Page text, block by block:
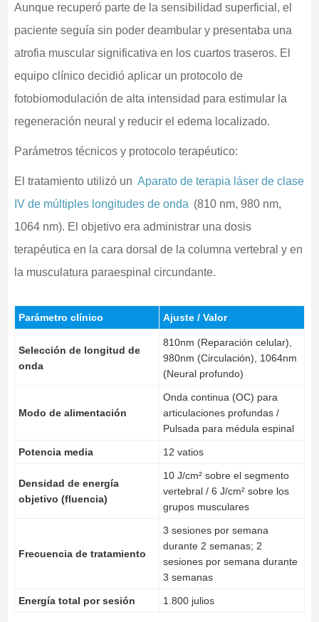
Aunque recuperó parte de la sensibilidad superficial, el
paciente seguía sin poder deambular y presentaba una
atrofia muscular significativa en los cuartos traseros. El
equipo clínico decidió aplicar un protocolo de
fotobiomodulación de alta intensidad para estimular la
regeneración neural y reducir el edema localizado.
Parámetros técnicos y protocolo terapéutico:
El tratamiento utilizó un Aparato de terapia láser de clase
IV de múltiples longitudes de onda (810 nm, 980 nm,
1064 nm). El objetivo era administrar una dosis
terapéutica en la cara dorsal de la columna vertebral y en
la musculatura paraespinal circundante.
Parámetro clínico Ajuste / Valor
Selección de longitud de
onda
810nm (Reparación celular),
980nm (Circulación), 1064nm
(Neural profundo)
Modo de alimentación
Onda continua (OC) para
articulaciones profundas /
Pulsada para médula espinal
Potencia media 12 vatios
Densidad de energía
objetivo (fluencia)
10 J/cm² sobre el segmento
vertebral / 6 J/cm² sobre los
grupos musculares
Frecuencia de tratamiento
3 sesiones por semana
durante 2 semanas; 2
sesiones por semana durante
3 semanas
Energía total por sesión 1.800 julios